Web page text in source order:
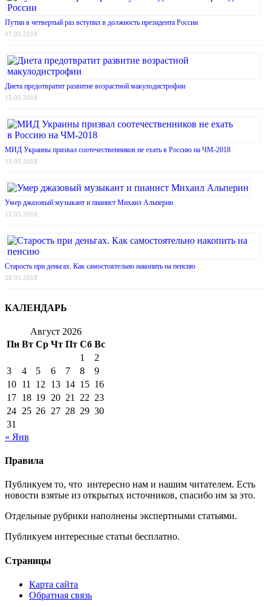
Путин в четвертый раз вступил в должность президента России
07.05.2018
Диета предотвратит развитие возрастной макулодистрофии
15.05.2018
МИД Украины призвал соотечественников не ехать в Россию на ЧМ-2018
15.05.2018
Умер джазовый музыкант и пианист Михаил Альперин
12.05.2018
Старость при деньгах. Как самостоятельно накопить на пенсию
28.05.2018
КАЛЕНДАРЬ
Август 2026
Пн Вт Ср Чт Пт Сб Вс
1
2
3
4 5 6 7 8
9
10 11 12 13 14 15 16
17 18 19 20 21 22 23
24 25 26 27 28 29 30
31
« Янв
Правила
Публикуем то, что интересно нам и нашим читателем. Есть
новости взятые из открытых источников, спасибо им за это.
Отдельные рубрики наполнены экспертными статьями.
Публикуем интересные статьи бесплатно.
Страницы
Карта сайта
Обратная связь